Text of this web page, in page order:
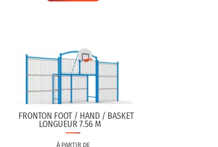
FRONTON FOOT / HAND / BASKET
LONGUEUR 7.56 M
À PARTIR DE